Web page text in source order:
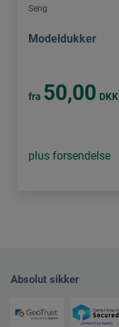
Seng
Modeldukker
fra 50,00 DKK
plus forsendelse
Absolut sikker